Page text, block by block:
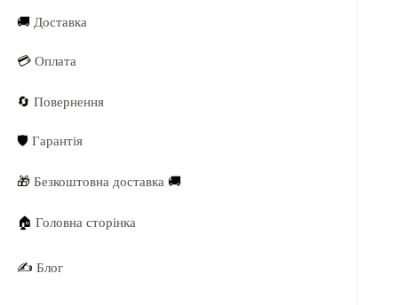
🚚Доставка
💳Оплата
🔄Повернення
🛡️Гарантія
🎁Безкоштовна доставка 🚚
🏠Головна сторінка
✍️Блог